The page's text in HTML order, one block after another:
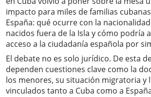
impacto para miles de familias
España: qué ocurre con la
nacidos fuera de la Isla y cómo podría
acceso a la ciudadanía española por
El debate no es solo jurídico. De esta
dependen cuestiones clave como la
los menores, su situación migratoria y
vinculados tanto a Cuba como a